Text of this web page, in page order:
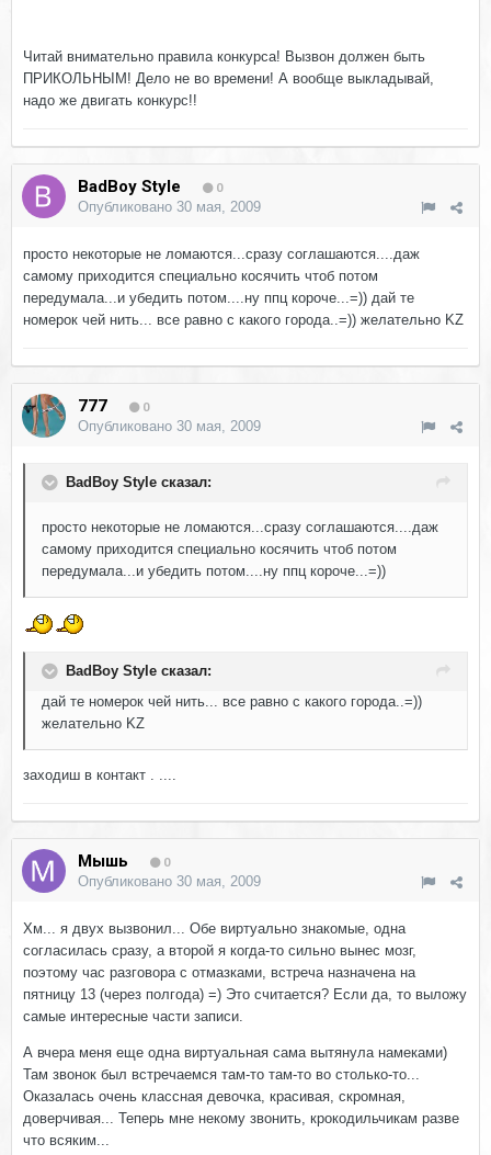
Читай внимательно правила конкурса! Вызвон должен быть
ПРИКОЛЬНЫМ! Дело не во времени! А вообще выкладывай,
надо же двигать конкурс!!
BadBoy Style 0
Опубликовано 30 мая, 2009
просто некоторые не ломаются...сразу соглашаются....даж
самому приходится специально косячить чтоб потом
передумала...и убедить потом....ну ппц короче...=)) дай те
номерок чей нить... все равно с какого города..=)) желательно KZ
777 0
Опубликовано 30 мая, 2009
BadBoy Style сказал:
просто некоторые не ломаются...сразу соглашаются....даж
самому приходится специально косячить чтоб потом
передумала...и убедить потом....ну ппц короче...=))
BadBoy Style сказал:
дай те номерок чей нить... все равно с какого города..=))
желательно KZ
заходиш в контакт . ....
Мышь 0
Опубликовано 30 мая, 2009
Хм... я двух вызвонил... Обе виртуально знакомые, одна
согласилась сразу, а второй я когда-то сильно вынес мозг,
поэтому час разговора с отмазками, встреча назначена на
пятницу 13 (через полгода) =) Это считается? Если да, то выложу
самые интересные части записи.
А вчера меня еще одна виртуальная сама вытянула намеками)
Там звонок был встречаемся там-то там-то во столько-то...
Оказалась очень классная девочка, красивая, скромная,
доверчивая... Теперь мне некому звонить, крокодильчикам разве
что всяким...